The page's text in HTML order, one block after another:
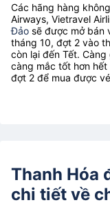
Các hãng hàng
Airways, Vietravel
Đảo sẽ được mở bán
tháng 10, đợt 2 vào
còn lại đến Tết.
càng mắc tốt hơn
đợt 2 để mua được
Thanh Hóa
chi tiết về